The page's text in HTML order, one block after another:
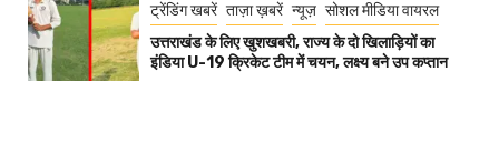
ट्रेंडिंग खबरें ताज़ा ख़बरें न्यूज़ सोशल मीडिया वायरल
उत्तराखंड के लिए खुशखबरी, राज्य के दो खिलाड़ियों का
इंडिया U-19 क्रिकेट टीम में चयन, लक्ष्य बने उप कप्तान